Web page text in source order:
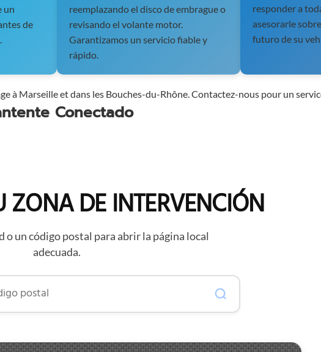
un
de
reemplazando el disco de embrague o
revisando el volante motor.
Garantizamos un servicio fiable y
rápido.
responder a
asesorarle
futuro de su
à Marseille et dans les Bouches-du-Rhône. Contactez-nous pour un
Conectado
ZONA DE INTERVENCIÓN
o un código postal para abrir la página local
adecuada.